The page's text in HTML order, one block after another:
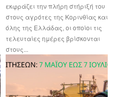
εκφράζει την πλήρη στήριξή του
στους αγρότες της Κορινθίας και
όλης της Ελλάδας, οι οποίοι τις
τελευταίες ημέρες βρίσκονται
στους...